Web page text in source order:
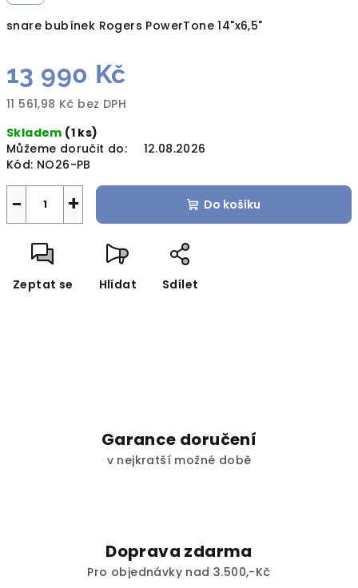
snare bubínek Rogers PowerTone 14"x6,5"
13 990 Kč
11 561,98 Kč bez DPH
cena:
Skladem (1 ks)
Můžeme doručit do:
12.08.2026
Kód: NO26-PB
+
− Do košíku
Zeptat se Hlídat Sdílet
Garance doručení
v nejkratší možné době
Doprava zdarma
Pro objednávky nad 3.500,-Kč